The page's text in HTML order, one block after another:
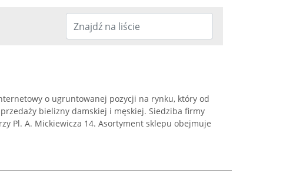
o ugruntowanej pozycji na rynku, który od
bielizny damskiej i męskiej. Siedziba firmy
Pl. A. Mickiewicza 14. Asortyment sklepu obejmuje